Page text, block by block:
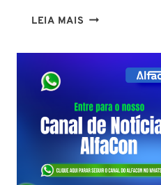
LEIA MAIS CONCURSO
PA
COMISSÃO
ORGANIZADORA
FORMADA!
VEJA
VAGAS,
SALÁRIOS